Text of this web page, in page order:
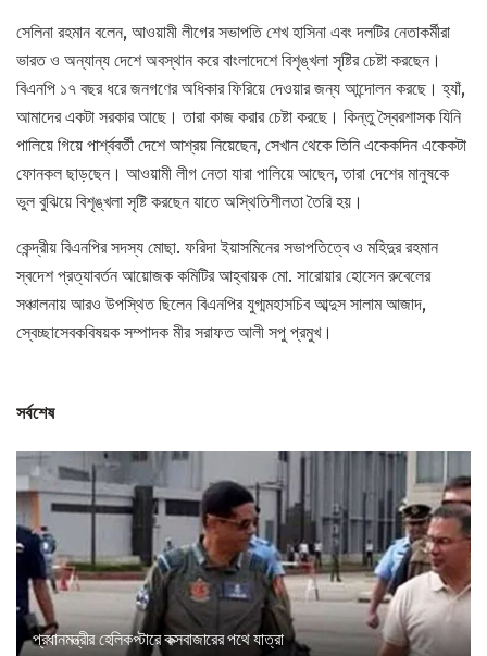
সেলিনা রহমান বলেন, আওয়ামী লীগের সভাপতি শেখ হাসিনা এবং দলটির নেতাকর্মীরা
ভারত ও অন্যান্য দেশে অবস্থান করে বাংলাদেশে বিশৃঙ্খলা সৃষ্টির চেষ্টা করছেন।
বিএনপি ১৭ বছর ধরে জনগণের অধিকার ফিরিয়ে দেওয়ার জন্য আন্দোলন করছে। হ্যাঁ,
আমাদের একটা সরকার আছে। তারা কাজ করার চেষ্টা করছে। কিন্তু স্বৈরশাসক যিনি
পালিয়ে গিয়ে পার্শ্ববর্তী দেশে আশ্রয় নিয়েছেন, সেখান থেকে তিনি একেকদিন একেকটা
ফোনকল ছাড়ছেন। আওয়ামী লীগ নেতা যারা পালিয়ে আছেন, তারা দেশের মানুষকে
ভুল বুঝিয়ে বিশৃঙ্খলা সৃষ্টি করছেন যাতে অস্থিতিশীলতা তৈরি হয়।
কেন্দ্রীয় বিএনপির সদস্য মোছা. ফরিদা ইয়াসমিনের সভাপতিত্বে ও মহিদুর রহমান
স্বদেশ প্রত্যাবর্তন আয়োজক কমিটির আহ্বায়ক মো. সারোয়ার হোসেন রুবেলের
সঞ্চালনায় আরও উপস্থিত ছিলেন বিএনপির যুগ্মমহাসচিব আব্দুস সালাম আজাদ,
স্বেচ্ছাসেবকবিষয়ক সম্পাদক মীর সরাফত আলী সপু প্রমুখ।
সর্বশেষ
প্রধানমন্ত্রীর হেলিকপ্টারে কক্সবাজারের পথে যাত্রা